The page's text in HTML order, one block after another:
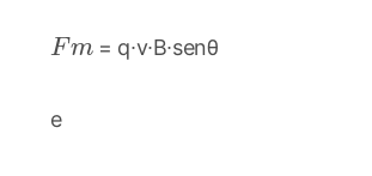
Fm
Fm= q∙v∙B∙senθ
e